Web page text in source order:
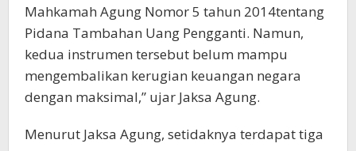
Mahkamah Agung Nomor 5 tahun 2014tentang
Pidana Tambahan Uang Pengganti. Namun,
kedua instrumen tersebut belum mampu
mengembalikan kerugian keuangan negara
dengan maksimal,” ujar Jaksa Agung.
Menurut Jaksa Agung, setidaknya terdapat tiga